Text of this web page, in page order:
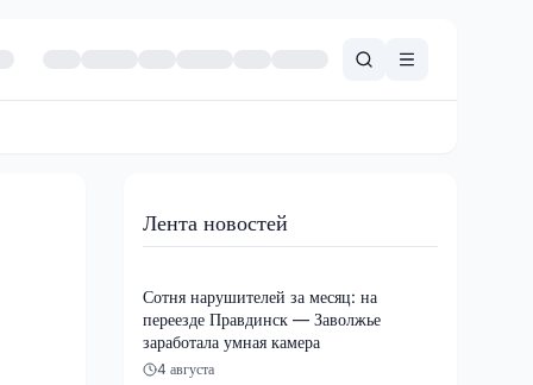
Лента новостей
Сотня нарушителей за месяц: на
переезде Правдинск — Заволжье
заработала умная камера
4 августа